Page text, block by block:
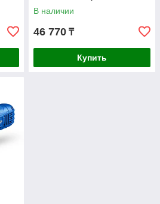
В наличии
46 770 ₸
Купить